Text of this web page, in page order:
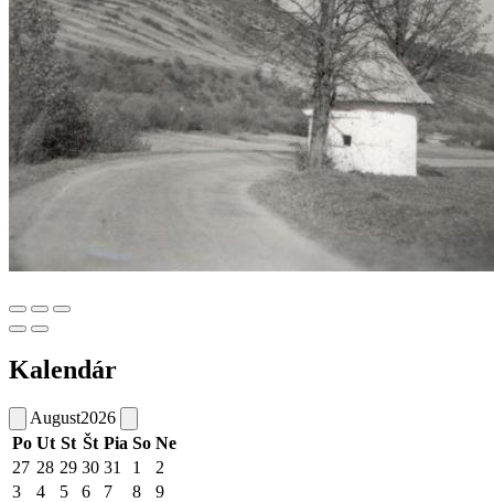
Kalendár
August2026
Po Ut St Št Pia So Ne
27 28 29 30 31 1
2
3
4 5 6 7 8
9